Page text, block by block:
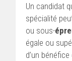
Un candidat
spécialité
ou sous-
égale ou
d’un